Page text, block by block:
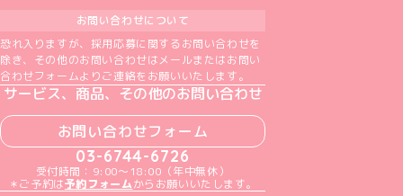
お問い合わせについて
恐れ入りますが、採用応募に関するお問い合わせを
除き、その他のお問い合わせはメールまたはお問い
合わせフォームよりご連絡をお願いいたします。
サービス、商品、その他のお問い合わせ
お問い合わせフォーム
03-6744-6726
受付時間：9:00～18:00（年中無休）
＊ご予約は予約フォームからお願いいたします。